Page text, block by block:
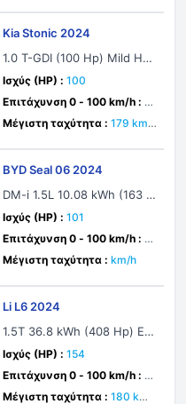
Kia Stonic 2024
1.0 T-GDI (100 Hp) Mild Hyb
rid
Ισχύς (HP) : 100
Επιτάχυνση 0 - 100 km/h : 1
1.3 δευτ.
Μέγιστη ταχύτητα : 179 km/
BYD Seal 06 2024
DM-i 1.5L 10.08 kWh (163 H
p) Plug-in Hybrid E-CVT
Ισχύς (HP) : 101
Επιτάχυνση 0 - 100 km/h : 7.
9 δευτ.
Μέγιστη ταχύτητα : km/h
Li L6 2024
1.5T 36.8 kWh (408 Hp) Ext
ended Range 4WD
Ισχύς (HP) : 154
Επιτάχυνση 0 - 100 km/h : 5.
4 δευτ.
Μέγιστη ταχύτητα : 180 km/